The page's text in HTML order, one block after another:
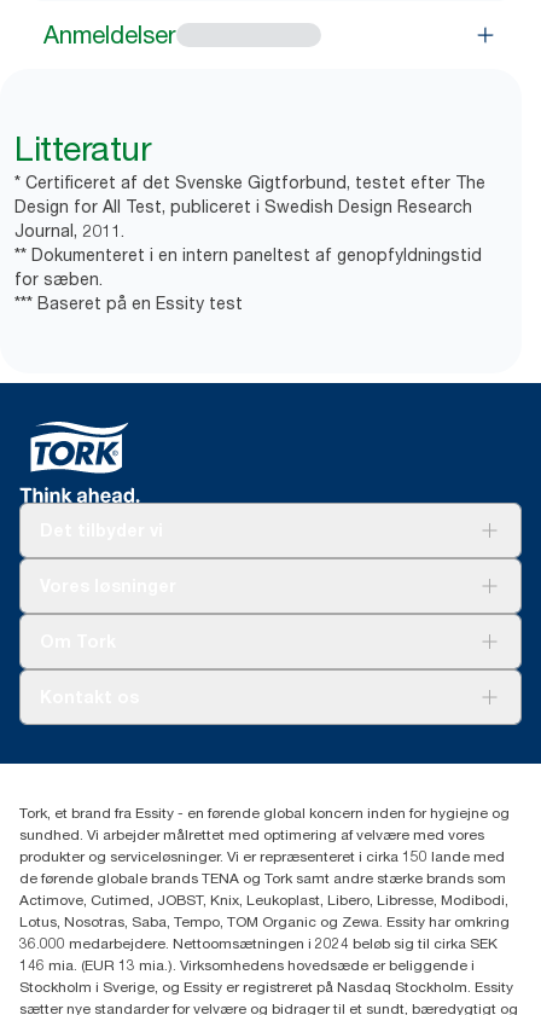
Anmeldelser
Litteratur
* Certificeret af det Svenske Gigtforbund, testet efter The
Design for All Test, publiceret i Swedish Design Research
Journal, 2011.
** Dokumenteret i en intern paneltest af genopfyldningstid
for sæben.
*** Baseret på en Essity test
Smiley-rapport
(+45) 48 16 82 44
Professional Hygiene
Gydevang 33
DK-3450 Allerød
Tork, et brand fra Essity - en førende global koncern inden for hygiejne og
sundhed. Vi arbejder målrettet med optimering af velvære med vores
produkter og serviceløsninger. Vi er repræsenteret i cirka 150 lande med
de førende globale brands TENA og Tork samt andre stærke brands som
Actimove, Cutimed, JOBST, Knix, Leukoplast, Libero, Libresse, Modibodi,
Lotus, Nosotras, Saba, Tempo, TOM Organic og Zewa. Essity har omkring
36.000 medarbejdere. Nettoomsætningen i 2024 beløb sig til cirka SEK
146 mia. (EUR 13 mia.). Virksomhedens hovedsæde er beliggende i
Stockholm i Sverige, og Essity er registreret på Nasdaq Stockholm. Essity
sætter nye standarder for velvære og bidrager til et sundt, bæredygtigt og